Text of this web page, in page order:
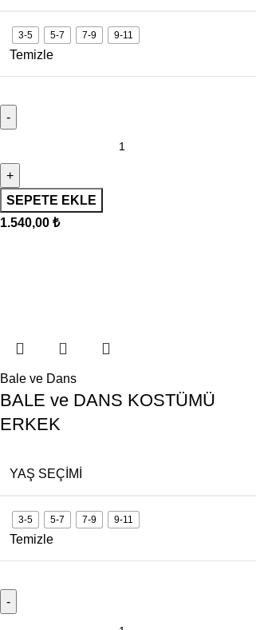
3-5 5-7 7-9 9-11
Temizle
SEPETE EKLE
1.540,00 ₺
Bale ve Dans
BALE ve DANS KOSTÜMÜ
ERKEK
YAŞ SEÇIMI
3-5 5-7 7-9 9-11
Temizle